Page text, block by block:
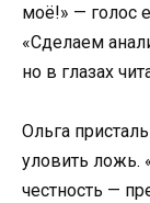
моё!» — голос
«Сделаем
но в глазах
Ольга
уловить ложь.
честность —